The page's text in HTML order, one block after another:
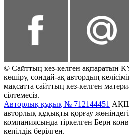
© Сайттың кез-келген ақпаратын
көшіру, сондай-ақ автордың
мақсатта сайттың кез-келген
сілтемесіз.
Авторлық құқық № 712144451
авторлық құқықты қорғау
компаниясында тіркелген Берн
кепілдік берілген.